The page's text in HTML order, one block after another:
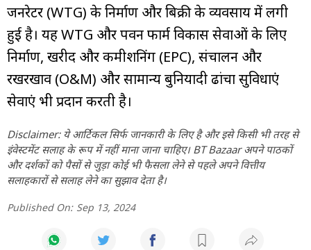
जनरेटर (WTG) के निर्माण और बिक्री के व्यवसाय में लगी
हुई है। यह WTG और पवन फार्म विकास सेवाओं के लिए
निर्माण, खरीद और कमीशनिंग (EPC), संचालन और
रखरखाव (O&M) और सामान्य बुनियादी ढांचा सुविधाएं
सेवाएं भी प्रदान करती है।
Disclaimer: ये आर्टिकल सिर्फ जानकारी के लिए है और इसे किसी भी तरह से
इंवेस्टमेंट सलाह के रूप में नहीं माना जाना चाहिए। BT Bazaar अपने पाठकों
और दर्शकों को पैसों से जुड़ा कोई भी फैसला लेने से पहले अपने वित्तीय
सलाहकारों से सलाह लेने का सुझाव देता है।
Published On: Sep 13, 2024